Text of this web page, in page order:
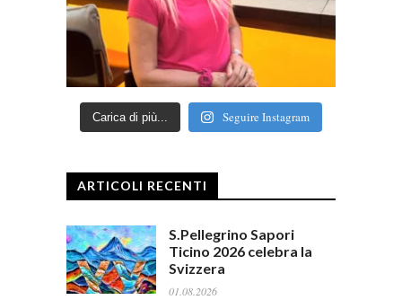
Carica di più... Seguire Instagram
ARTICOLI RECENTI
S.Pellegrino Sapori
Ticino 2026 celebra la
Svizzera
01.08.2026